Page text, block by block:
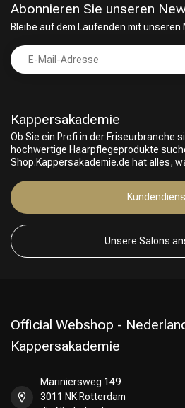
Friseurwahl
Kappersakademie
Ob Sie ein Profi in der Friseurbranche
hochwertige Haarpflegeprodukte
Shop.Kappersakademie.de hat alles,
Unsere Salons
Abonnieren Sie unseren
Bleibe auf dem Laufenden mit
Official Webshop -
Kappersakademie
Mariniersweg 149
3011 NK Rotterdam